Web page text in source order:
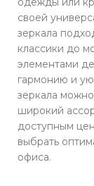
своей
зеркала
классики до
элементами
гармонию и
зеркала
широкий
доступным
выбрать
офиса.